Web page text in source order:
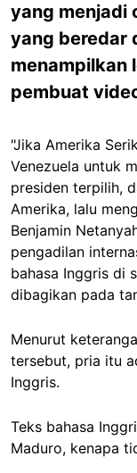
yang menjadi
yang beredar
menampilkan
pembuat
"Jika Amerika
Venezuela untuk
presiden terpilih,
Amerika, lalu
Benjamin
pengadilan
bahasa Inggris di
dibagikan pada
Menurut
tersebut, pria itu
Inggris.
Teks bahasa
Maduro, kenapa